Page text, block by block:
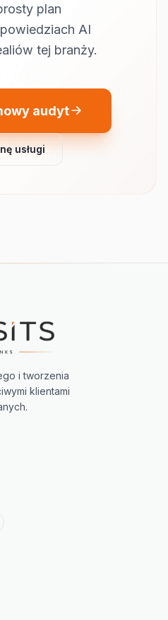
plan
AI
tej branży.
audyt
usługi
i tworzenia
klientami